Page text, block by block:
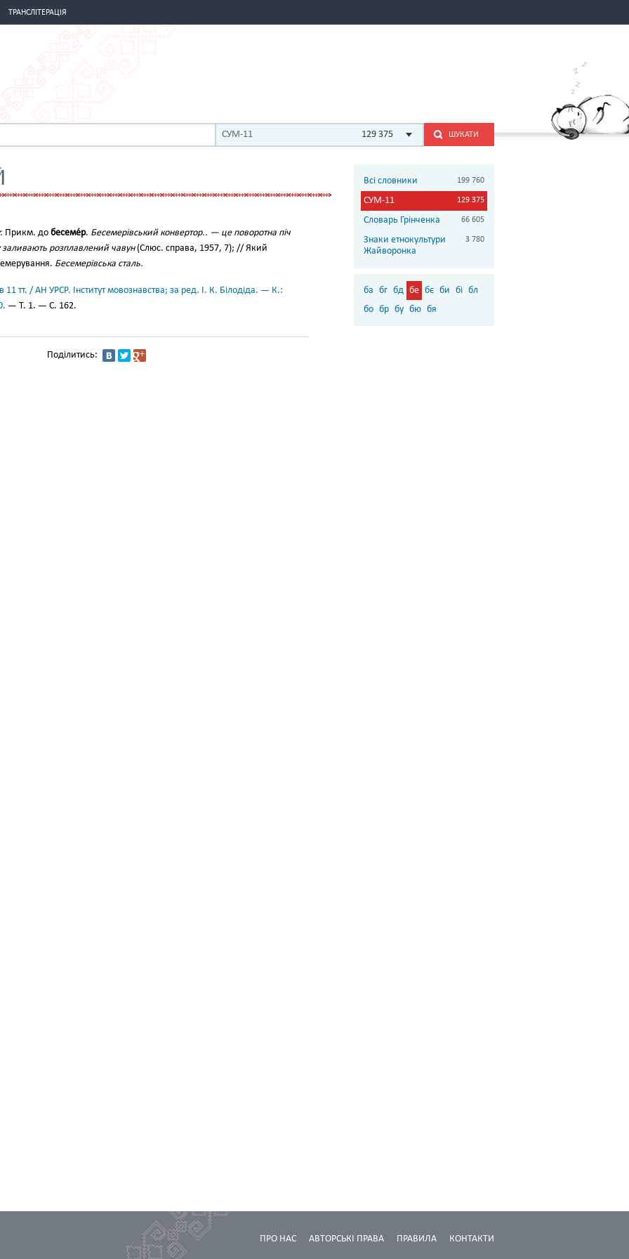
ТРАНСЛІТЕРАЦІЯ
СУМ-11 129 375 ШУКАТИ
Прикм. до бесеме́р. Бесемерівський конвертор.. — це поворотна піч
заливають розплавлений чавун(Слюс. справа, 1957, 7); // Який
Бесемерівська сталь.
11 тт. / АН УРСР. Інститут мовознавства; за ред. І. К. Білодіда. — К.:
— Т. 1. — С. 162.
Поділитись:
Всі словники 199 760
СУМ-11 129 375
Словарь Грінченка 66 605
Знаки етнокультури
Жайворонка
3 780
ба бг бд бе бє би бі бл
бо бр бу бю бя
КОНТАКТИ
ПРАВИЛА
АВТОРСЬКІ ПРАВА
ПРО НАС